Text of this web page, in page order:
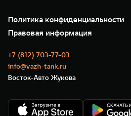
Сервис
Нулевое ТО
Моторные масла
35 лет GWM
GWM ТЕХ ДЕНЬ
Новости
Политика конфиденциальности
Правовая информация
+7 (812) 703-77-03
info@vazh-tank.ru
Восток-Авто Жукова